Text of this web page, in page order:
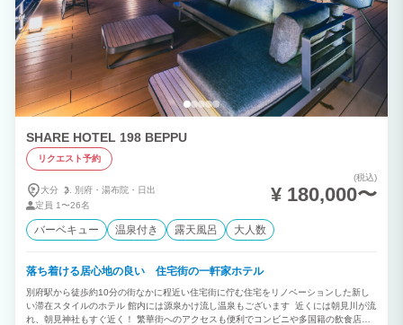
SHARE HOTEL 198 BEPPU
リクエスト予約
大分 別府・ 湯布院・ 日出
定員 1〜26名
(税込)
¥ 180,000〜
バーベキュー 温泉付き 露天風呂 大人数
落ち着ける居心地の良い 住宅街の一軒家ホテル
別府駅から徒歩約10分の街なかに程近い住宅街に佇む住宅をリノベーションした新し
い滞在スタイルのホテル 館内には源泉かけ流し温泉もございます 近くには朝見川が流
れ、朝見神社もすぐ近く！ 繁華街へのアクセスも便利でコンビニや多国籍の飲食店、